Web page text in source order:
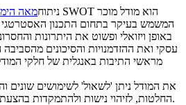
ניתוח SWOT הוא מודל מוכר
המשמש בעיקר בתחום התכנון האסטרטגי
באופן ויזואלי ופשוט את היתרונות
עסקי ואת ההזדמנויות והסיכונים
מראשי התיבות באנגלית של חלקי
את המודל ניתן 'לשאול' לשימושים שונים
החלטות, לזיהוי נישות ולהתמקדות בהצעת ערך המתאימה ביותר ללקוח.